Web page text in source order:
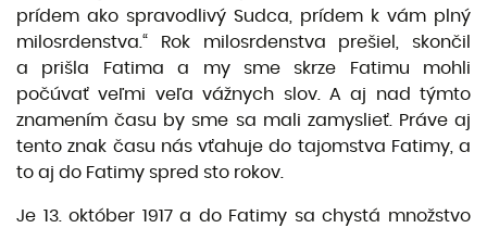
prídem ako spravodlivý Sudca, prídem k vám plný
milosrdenstva.“ Rok milosrdenstva prešiel, skončil
a prišla Fatima a my sme skrze Fatimu mohli
počúvať veľmi veľa vážnych slov. A aj nad týmto
znamením času by sme sa mali zamyslieť. Práve aj
tento znak času nás vťahuje do tajomstva Fatimy, a
to aj do Fatimy spred sto rokov.
Je 13. október 1917 a do Fatimy sa chystá množstvo